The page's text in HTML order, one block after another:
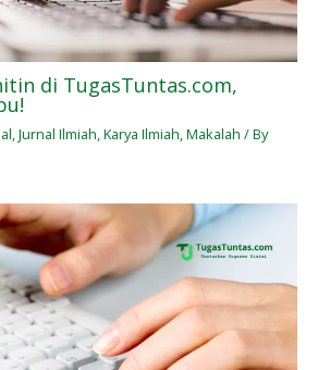
di TugasTuntas.com,
,Jurnal Ilmiah,Karya Ilmiah,Makalah / By